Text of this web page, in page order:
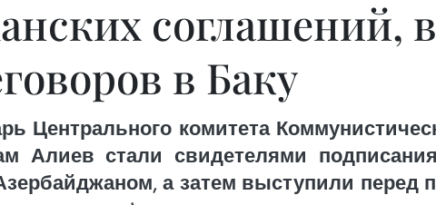
соглашений,
в Баку
Центрального комитета
Алиев стали свидетелями
а затем выступили перед